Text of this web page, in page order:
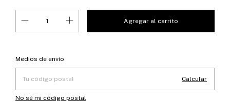
Entregas para el CP:
Medios de envío
Calcular
No sé mi código postal